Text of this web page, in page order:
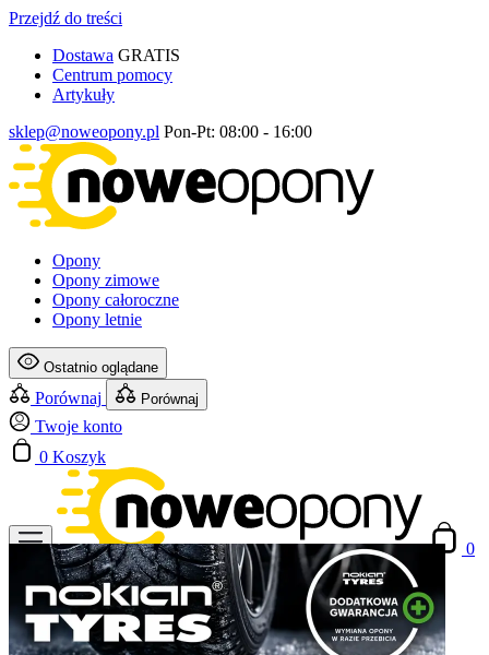
Przejdź do treści
Dostawa GRATIS
Centrum pomocy
Artykuły
sklep@noweopony.pl Pon-Pt: 08:00 - 16:00
Opony
Opony zimowe
Opony całoroczne
Opony letnie
Ostatnio oglądane
Porównaj Porównaj
Twoje konto
0 Koszyk
0